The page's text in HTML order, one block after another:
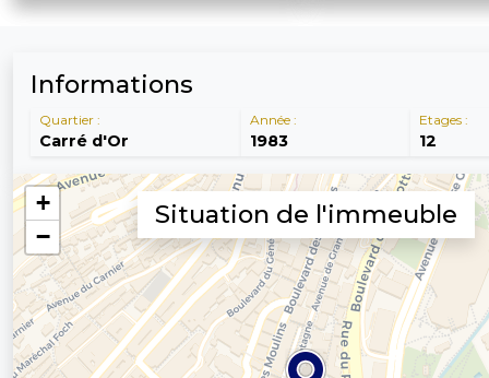
Informations
Quartier :
Carré d'Or
Année :
1983
Etages :
12
Situation de l'immeuble